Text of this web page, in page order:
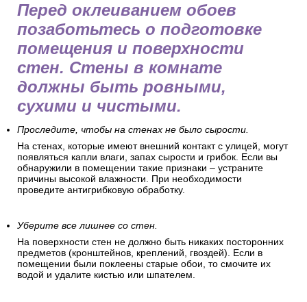
Перед оклеиванием обоев
позаботьтесь о подготовке
помещения и поверхности
стен. Стены в комнате
должны быть ровными,
сухими и чистыми.
Проследите, чтобы на стенах не было сырости.
На стенах, которые имеют внешний контакт с улицей, могут
появляться капли влаги, запах сырости и грибок. Если вы
обнаружили в помещении такие признаки – устраните
причины высокой влажности. При необходимости
проведите антигрибковую обработку.
Уберите все лишнее со стен.
На поверхности стен не должно быть никаких посторонних
предметов (кронштейнов, креплений, гвоздей). Если в
помещении были поклеены старые обои, то смочите их
водой и удалите кистью или шпателем.